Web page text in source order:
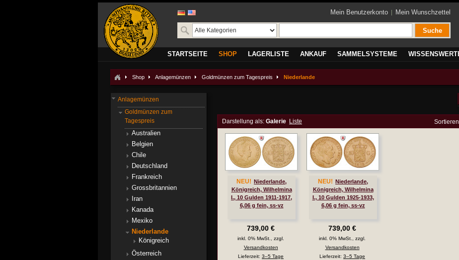
Mein Benutzerkonto Mein Wunschzettel
Suche
STARTSEITE SHOP LAGERLISTE ANKAUF SAMMELSYSTEME
Shop Anlagemünzen Goldmünzen zum Tagespreis Niederlande
Darstellung als: Galerie Liste
NEU!
Niederlande,
Königreich, Wilhelmina
I., 10 Gulden 1911-1917,
6,06 g fein, ss-vz
739,00 €
inkl. 0% MwSt., zzgl.
Versandkosten
Lieferzeit: 3–5 Tage
NEU!
Niederlande,
Königreich, Wilhelmina
I., 10 Gulden 1925-1933,
6,06 g fein, ss-vz
739,00 €
inkl. 0% MwSt., zzgl.
Versandkosten
Lieferzeit: 3–5 Tage
Anlagemünzen
Goldmünzen zum
Tagespreis
Australien
Belgien
Chile
Deutschland
Frankreich
Grossbritannien
Iran
Kanada
Mexiko
Niederlande
Königreich
Österreich